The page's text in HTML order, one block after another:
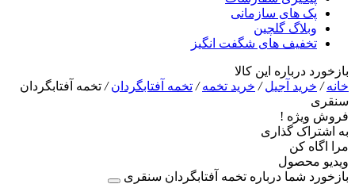
پک های سازمانی
وبلاگ گلچین
تخفیف های شگفت انگیز
بازخورد درباره این کالا
خانه/ خرید آجیل/ خرید تخمه/ تخمه آفتابگردان/ تخمه آفتابگردان
سنقری
فروش ویژه !
به اشتراک گذاری
مرا اگاه کن
ویدیو محصول
بازخورد شما درباره تخمه آفتابگردان سنقری